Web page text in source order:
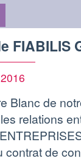
FIABILIS
Blanc de
relations
contrat de